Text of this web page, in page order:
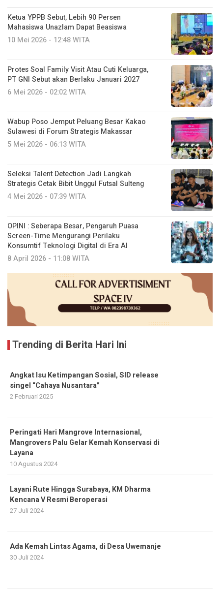
Ketua YPPB Sebut, Lebih 90 Persen
Mahasiswa Unazlam Dapat Beasiswa
10 Mei 2026 - 12:48 WITA
Protes Soal Family Visit Atau Cuti Keluarga,
PT GNI Sebut akan Berlaku Januari 2027
6 Mei 2026 - 02:02 WITA
Wabup Poso Jemput Peluang Besar Kakao
Sulawesi di Forum Strategis Makassar
5 Mei 2026 - 06:13 WITA
Seleksi Talent Detection Jadi Langkah
Strategis Cetak Bibit Unggul Futsal Sulteng
4 Mei 2026 - 07:39 WITA
OPINI : Seberapa Besar, Pengaruh Puasa
Screen-Time Mengurangi Perilaku
Konsumtif Teknologi Digital di Era AI
8 April 2026 - 11:08 WITA
Trending di Berita Hari Ini
Angkat Isu Ketimpangan Sosial, SID release
singel “Cahaya Nusantara”
2 Februari 2025
Peringati Hari Mangrove Internasional,
Mangrovers Palu Gelar Kemah Konservasi di
Layana
10 Agustus 2024
Layani Rute Hingga Surabaya, KM Dharma
Kencana V Resmi Beroperasi
27 Juli 2024
Ada Kemah Lintas Agama, di Desa Uwemanje
30 Juli 2024